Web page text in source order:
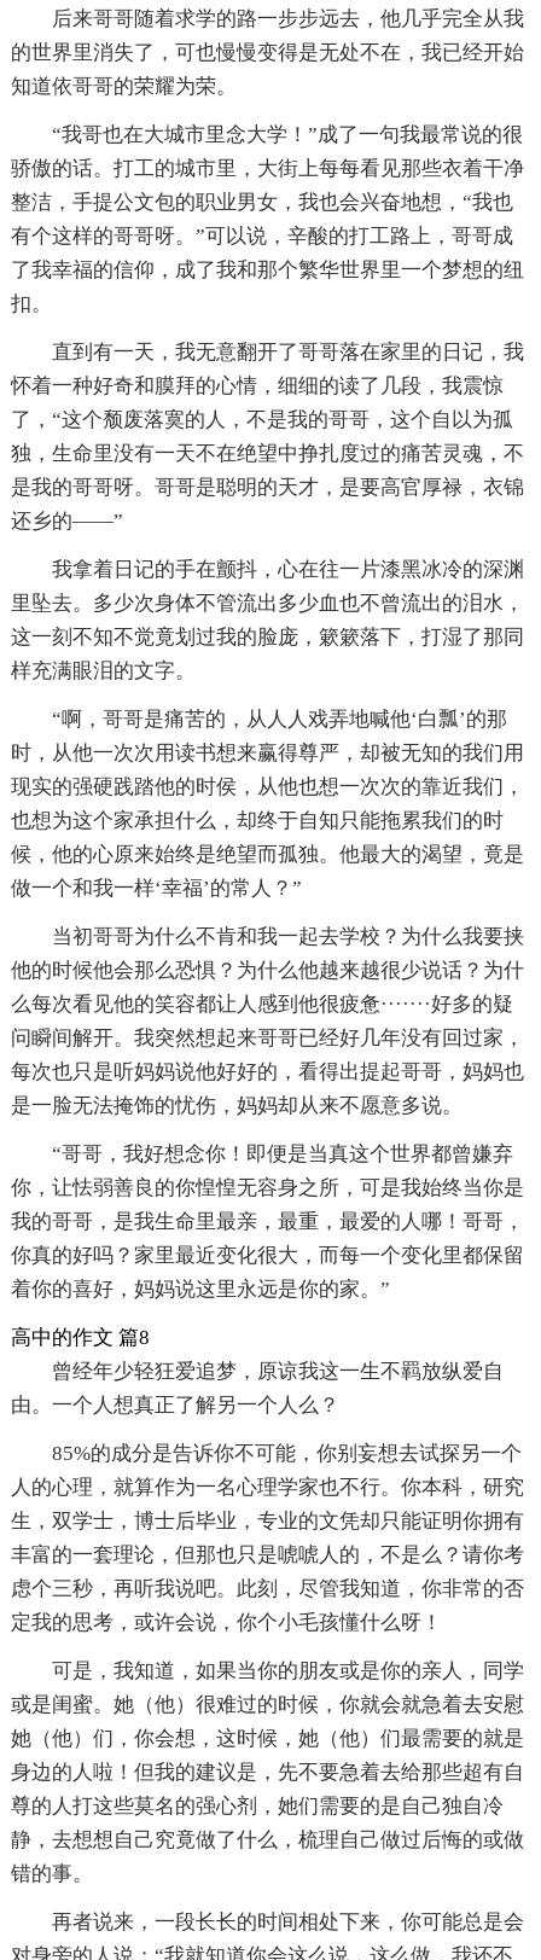
后来哥哥随着求学的路一步步远去，他几乎完全从我
的世界里消失了，可也慢慢变得是无处不在，我已经开始
知道依哥哥的荣耀为荣。
“我哥也在大城市里念大学！”成了一句我最常说的很
骄傲的话。打工的城市里，大街上每每看见那些衣着干净
整洁，手提公文包的职业男女，我也会兴奋地想，“我也
有个这样的哥哥呀。”可以说，辛酸的打工路上，哥哥成
了我幸福的信仰，成了我和那个繁华世界里一个梦想的纽
扣。
直到有一天，我无意翻开了哥哥落在家里的日记，我
怀着一种好奇和膜拜的心情，细细的读了几段，我震惊
了，“这个颓废落寞的人，不是我的哥哥，这个自以为孤
独，生命里没有一天不在绝望中挣扎度过的痛苦灵魂，不
是我的哥哥呀。哥哥是聪明的天才，是要高官厚禄，衣锦
还乡的——”
我拿着日记的手在颤抖，心在往一片漆黑冰冷的深渊
里坠去。多少次身体不管流出多少血也不曾流出的泪水，
这一刻不知不觉竟划过我的脸庞，簌簌落下，打湿了那同
样充满眼泪的文字。
“啊，哥哥是痛苦的，从人人戏弄地喊他‘白瓢’的那
时，从他一次次用读书想来赢得尊严，却被无知的我们用
现实的强硬践踏他的时侯，从他也想一次次的靠近我们，
也想为这个家承担什么，却终于自知只能拖累我们的时
候，他的心原来始终是绝望而孤独。他最大的渴望，竟是
做一个和我一样‘幸福’的常人？”
当初哥哥为什么不肯和我一起去学校？为什么我要挟
他的时候他会那么恐惧？为什么他越来越很少说话？为什
么每次看见他的笑容都让人感到他很疲惫·······好多的疑
问瞬间解开。我突然想起来哥哥已经好几年没有回过家，
每次也只是听妈妈说他好好的，看得出提起哥哥，妈妈也
是一脸无法掩饰的忧伤，妈妈却从来不愿意多说。
“哥哥，我好想念你！即便是当真这个世界都曾嫌弃
你，让怯弱善良的你惶惶无容身之所，可是我始终当你是
我的哥哥，是我生命里最亲，最重，最爱的人哪！哥哥，
你真的好吗？家里最近变化很大，而每一个变化里都保留
着你的喜好，妈妈说这里永远是你的家。”
高中的作文 篇8
曾经年少轻狂爱追梦，原谅我这一生不羁放纵爱自
由。一个人想真正了解另一个人么？
85%的成分是告诉你不可能，你别妄想去试探另一个
人的心理，就算作为一名心理学家也不行。你本科，研究
生，双学士，博士后毕业，专业的文凭却只能证明你拥有
丰富的一套理论，但那也只是唬唬人的，不是么？请你考
虑个三秒，再听我说吧。此刻，尽管我知道，你非常的否
定我的思考，或许会说，你个小毛孩懂什么呀！
可是，我知道，如果当你的朋友或是你的亲人，同学
或是闺蜜。她（他）很难过的时候，你就会就急着去安慰
她（他）们，你会想，这时候，她（他）们最需要的就是
身边的人啦！但我的建议是，先不要急着去给那些超有自
尊的人打这些莫名的强心剂，她们需要的是自己独自冷
静，去想想自己究竟做了什么，梳理自己做过后悔的或做
错的事。
再者说来，一段长长的时间相处下来，你可能总是会